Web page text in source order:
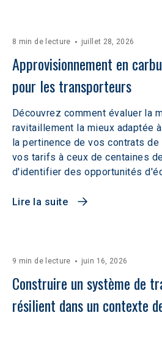
8 min de lecture juillet 28, 2026
Approvisionnement en
pour les transporteurs
Découvrez comment évaluer la
ravitaillement la mieux adaptée
la pertinence de vos contrats
vos tarifs à ceux de centaines
d'identifier des opportunités
Lire la suite
9 min de lecture juin 16, 2026
Construire un système de
résilient dans un contexte